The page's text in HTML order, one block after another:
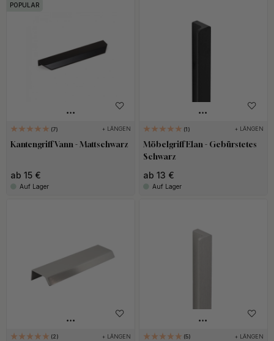
POPULAR
7 + LÄNGEN
Kantengriff Vann - Mattschwarz
ab 15 €
Auf Lager
1 + LÄNGEN
Möbelgriff Elan - Gebürstetes
Schwarz
ab 13 €
Auf Lager
2 + LÄNGEN 5 + LÄNGEN